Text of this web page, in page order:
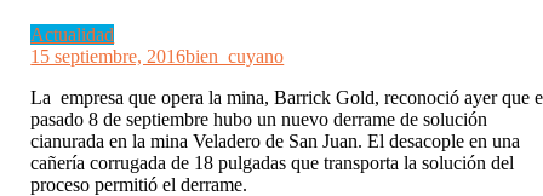
Actualidad
15 septiembre, 2016bien_cuyano
La empresa que opera la mina, Barrick Gold, reconoció ayer que
pasado 8 de septiembre hubo un nuevo derrame de solución
cianurada en la mina Veladero de San Juan. El desacople en una
cañería corrugada de 18 pulgadas que transporta la solución del
proceso permitió el derrame.